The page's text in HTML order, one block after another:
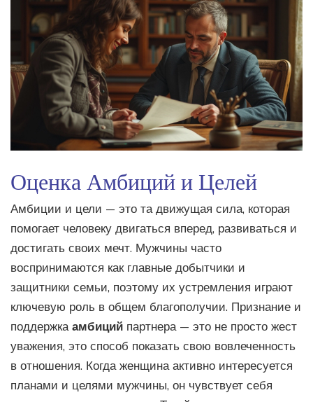
Оценка Амбиций и Целей
Амбиции и цели — это та движущая сила, которая
помогает человеку двигаться вперед, развиваться и
достигать своих мечт. Мужчины часто
воспринимаются как главные добытчики и
защитники семьи, поэтому их устремления играют
ключевую роль в общем благополучии. Признание и
поддержкаамбиций партнера — это не просто жест
уважения, это способ показать свою вовлеченность
в отношения. Когда женщина активно интересуется
планами и целями мужчины, он чувствует себя